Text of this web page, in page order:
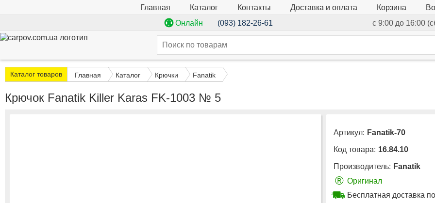
Главная Каталог Контакты Доставка и оплата Корзина
Онлайн
(093) 182-26-61 с 9:00 до 16:00
Каталог товаров Главная Каталог Крючки Fanatik
Крючок Fanatik Killer Karas FK-1003 № 5
Артикул: Fanatik-70
Код товара: 16.84.10
Производитель: Fanatik
® Оригинал
Бесплатная доставка